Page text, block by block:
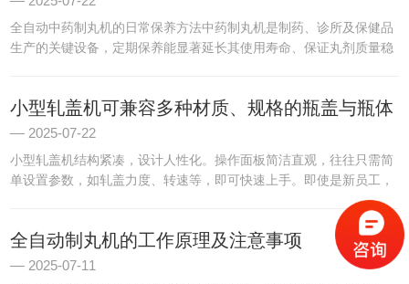
全自动中药制丸机的日常保养方法中药制丸机是制药、诊所及保健品
生产的关键设备，定期保养能显著延长其使用寿命、保证丸剂质量稳
小型轧盖机可兼容多种材质、规格的瓶盖与瓶体
2025-07-22
小型轧盖机结构紧凑，设计人性化。操作面板简洁直观，往往只需简
单设置参数，如轧盖力度、转速等，即可快速上手。即使是新员工，
经过短暂培训就能熟练操作，无需复杂专业技能。在日常生产中，能
迅速响应生产需求，开机即用，短时间内完成大量瓶子的轧盖工
作，...
全自动制丸机的工作原理及注意事项
2025-07-11